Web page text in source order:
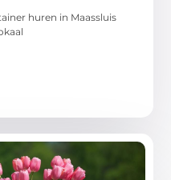
huren in Maassluis